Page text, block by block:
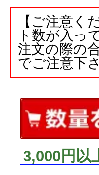
【ご注意く
ト数が入っ
注文の際の
でご注意下
3,000円以